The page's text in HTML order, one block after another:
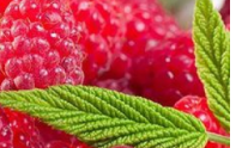
Đọc truyện đêm khuya
Cửa sổ tình yêu
Kể chuyện cho bé
Hạt giống tâm hồn